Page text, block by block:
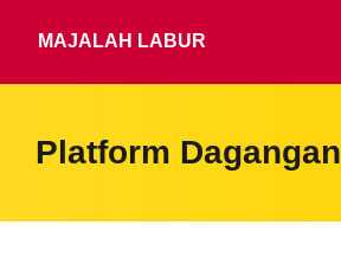
MAJALAH LABUR
Platform Dagangan